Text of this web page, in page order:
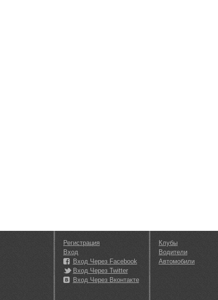
Регистрация
Вход
Вход Через Facebook
Вход Через Twitter
Вход Через Вконтакте
Клубы
Водители
Автомобили